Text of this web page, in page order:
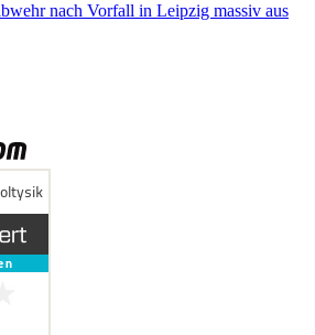
nach Vorfall in Leipzig massiv aus